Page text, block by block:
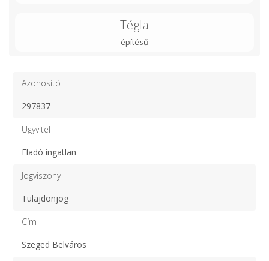
Tégla
építésű
Azonosító
297837
Ügyvitel
Eladó ingatlan
Jogviszony
Tulajdonjog
Cím
Szeged Belváros